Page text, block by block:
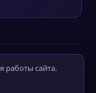
работы сайта.